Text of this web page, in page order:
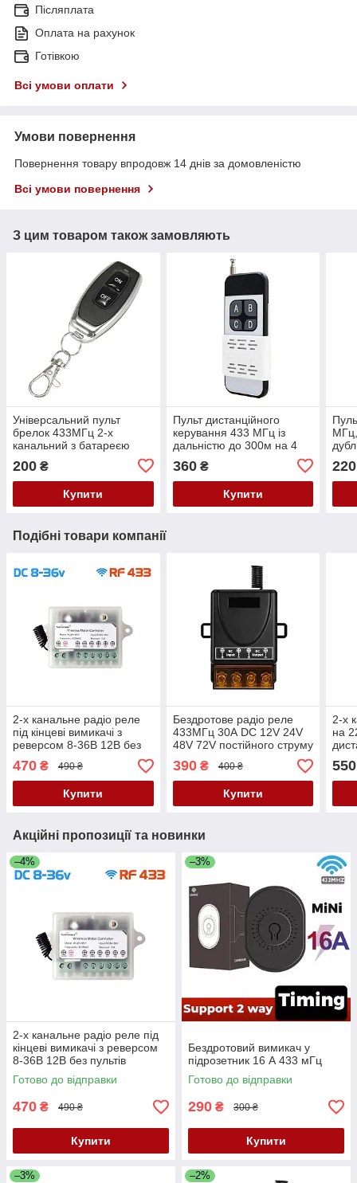
Післяплата
Оплата на рахунок
Готівкою
Всі умови оплати
Умови повернення
Повернення товару впродовж 14 днів за домовленістю
Всі умови повернення
З цим товаром також замовляють
Універсальний пульт
брелок 433МГц 2-х
канальний з батареєю
200 ₴
Купити
Пульт дистанційного
керування 433 МГц із
дальністю до 300м на 4
360₴
Купити
МГц,
220
Подібні товари компанії
2-х канальне радіо реле
під кінцеві вимикачі з
реверсом 8-36В 12В без
пультів
470 ₴ 490 ₴
Купити
Бездротове радіо реле
433МГц 30А DC 12V 24V
48V 72V постійного струму
БЕЗ ПУЛЬТА
390₴ 400 ₴
Купити
2-х
на
550
Акційні пропозиції та новинки
–4%
2-х канальне радіо реле під
кінцеві вимикачі з реверсом
8-36В 12В без пультів
Готово до відправки
470 ₴ 490 ₴
Купити
–3%
Бездротовий вимикач у
підрозетник 16 А 433 мГц
Готово до відправки
290 ₴ 300 ₴
Купити
–3% –2%